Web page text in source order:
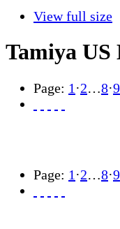
View full size
Tamiya US
Page: 1 ·2…8·9
Page: 1 ·2…8·9